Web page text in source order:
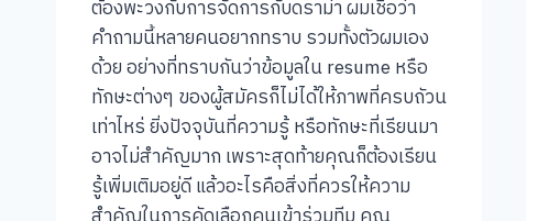
ต้องพะวงกับการจัดการกับดราม่า ผมเชื่อว่า
คำถามนี้หลายคนอยากทราบ รวมทั้งตัวผมเอง
ด้วย อย่างที่ทราบกันว่าข้อมูลใน resume หรือ
ทักษะต่างๆ ของผู้สมัครก็ไม่ได้ให้ภาพที่ครบถัวน
เท่าไหร่ ยิ่งปัจจุบันที่ความรู้ หรือทักษะที่เรียนมา
อาจไม่สำคัญมาก เพราะสุดท้ายคุณก็ต้องเรียน
รู้เพิ่มเติมอยู่ดี แล้วอะไรคือสิ่งที่ควรให้ความ